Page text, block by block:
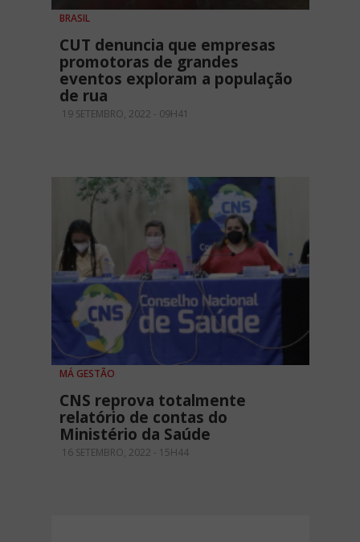
BRASIL
CUT denuncia que empresas
promotoras de grandes
eventos exploram a população
de rua
19 SETEMBRO, 2022 - 09H41
MÁ GESTÃO
CNS reprova totalmente
relatório de contas do
Ministério da Saúde
16 SETEMBRO, 2022 - 15H44